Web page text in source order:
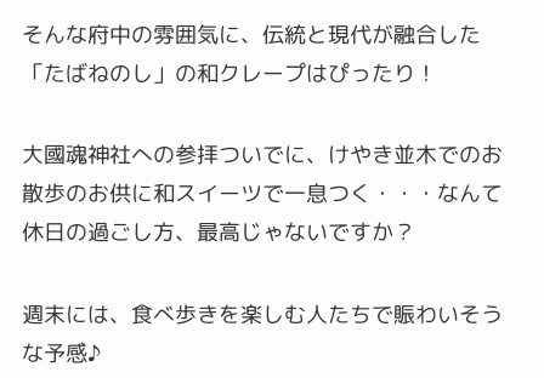
そんな府中の雰囲気に、伝統と現代が融合した
「たばねのし」の和クレープはぴったり！
大國魂神社への参拝ついでに、けやき並木でのお
散歩のお供に和スイーツで一息つく・・・なんて
休日の過ごし方、最高じゃないですか？
週末には、食べ歩きを楽しむ人たちで賑わいそう
な予感♪